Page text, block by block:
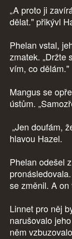
„A proto ji
dělat." přikývl
Phelan vstal,
zmatek. „Držte
vím, co dělám."
Mangus se
ústům.
„Jen doufám,
hlavou Hazel.
Phelan odešel
se změnil. A on
Linnet pro něj
narušovalo
něm